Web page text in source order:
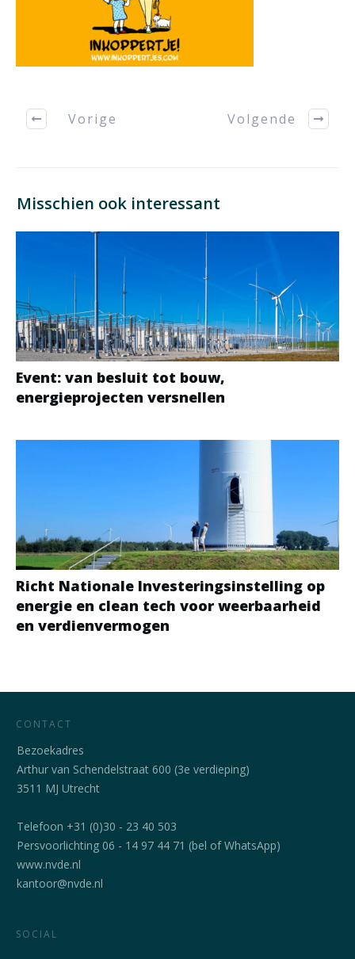
Vorige Volgende
Misschien ook interessant
Event: van besluit tot bouw,
energieprojecten versnellen
Richt Nationale Investeringsinstelling op
energie en clean tech voor weerbaarheid
en verdienvermogen
CONTACT
Bezoekadres
Arthur van Schendelstraat 600 (3e verdieping)
3511 MJ Utrecht
Telefoon +31 (0)30 - 23 40 503
Persvoorlichting 06 - 14 97 44 71 (bel of WhatsApp)
www.nvde.nl
kantoor@nvde.nl
SOCIAL